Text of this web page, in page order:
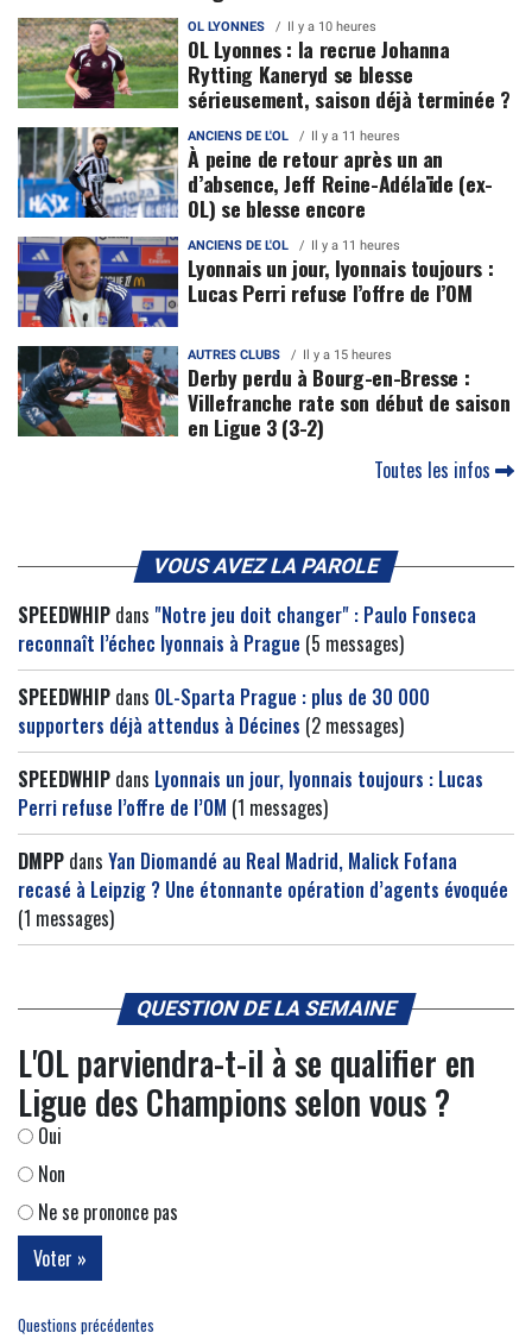
OL LYONNES Il y a 10 heures
OL Lyonnes : la recrue Johanna
Rytting Kaneryd se blesse
sérieusement, saison déjà terminée ?
ANCIENS DE L'OL Il y a 11 heures
À peine de retour après un an
d’absence, Jeff Reine-Adélaïde (ex-
OL) se blesse encore
ANCIENS DE L'OL Il y a 11 heures
Lyonnais un jour, lyonnais toujours :
Lucas Perri refuse l’offre de l’OM
AUTRES CLUBS Il y a 15 heures
Derby perdu à Bourg-en-Bresse :
Villefranche rate son début de saison
en Ligue 3 (3-2)
Toutes les infos
VOUS AVEZ LA PAROLE
SPEEDWHIP dans "Notre jeu doit changer" : Paulo Fonseca
reconnaît l’échec lyonnais à Prague (5 messages)
SPEEDWHIP dans OL-Sparta Prague : plus de 30 000
supporters déjà attendus à Décines (2 messages)
SPEEDWHIP dans Lyonnais un jour, lyonnais toujours : Lucas
Perri refuse l’offre de l’OM (1 messages)
DMPP dans Yan Diomandé au Real Madrid, Malick Fofana
recasé à Leipzig ? Une étonnante opération d’agents évoquée
(1 messages)
QUESTION DE LA SEMAINE
L'OL parviendra-t-il à se qualifier en
Ligue des Champions selon vous ?
Oui
Non
Ne se prononce pas
Questions précédentes